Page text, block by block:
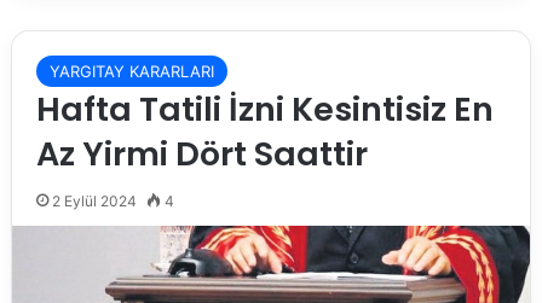
YARGITAY KARARLARI
Hafta Tatili İzni Kesintisiz En
Az Yirmi Dört Saattir
2 Eylül 2024 4